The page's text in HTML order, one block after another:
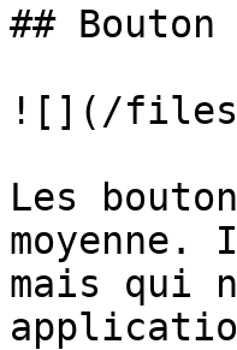
##
![](/files/
Les
mais qui